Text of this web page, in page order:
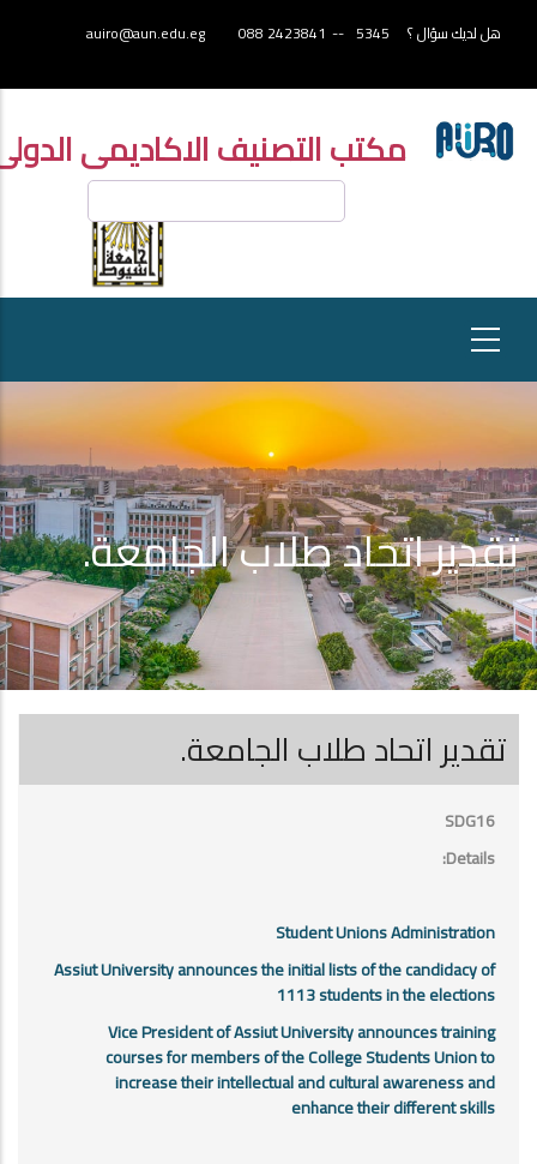
الرئيسي
هل لديك سؤال ؟ 5345
--
auiro@aun.edu.eg
مكتب التصنيف الاكاديمى
بحث
تقدير اتحاد طلاب الجامعة.
تقدير اتحاد طلاب الجامعة.
SDG16
Details:
Student Unions Administration
Assiut University announces the initial lists of the candidacy of
1113 students in the elections
Vice President of Assiut University announces training
courses for members of the College Students Union to
increase their intellectual and cultural awareness and
enhance their different skills